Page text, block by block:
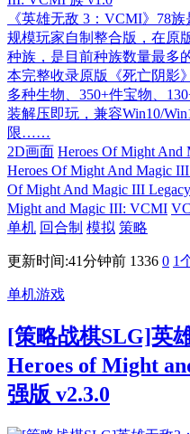
《英雄无敌 3：VCMI》78
规模玩家自制整合版，在原
种族，是目前种族数量最多
本完整收录原版《死亡阴影
多种生物、350+件宝物、
装解压即玩，兼容Win10/
限……
2D画面 Heroes Of Might And
Heroes Of Might And Magic
Of Might And Magic III
Might and Magic III: VCMI
单机 回合制 模拟 策略
更新时间:41分钟前 1336 0 1
单机游戏
[策略战棋SLG]英
Heroes of Might
强版 v2.3.0